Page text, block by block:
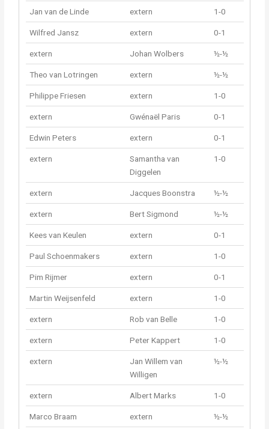
Jan van de Linde extern 1-0
Wilfred Jansz extern 0-1
extern Johan Wolbers ½-½
Theo van Lotringen extern ½-½
Philippe Friesen extern 1-0
extern Gwénaël Paris 0-1
Edwin Peters extern 0-1
extern
Samantha van
Diggelen
1-0
extern Jacques Boonstra ½-½
extern Bert Sigmond ½-½
Kees van Keulen extern 0-1
Paul Schoenmakers extern 1-0
Pim Rijmer extern 0-1
Martin Weijsenfeld extern 1-0
extern Rob van Belle 1-0
extern Peter Kappert 1-0
extern
Jan Willem van
Willigen
½-½
extern Albert Marks 1-0
Marco Braam extern ½-½